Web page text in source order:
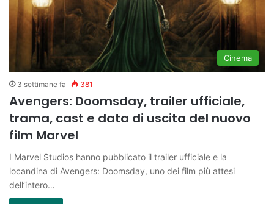
Cinema
3 settimane fa 381
Avengers: Doomsday, trailer ufficiale,
trama, cast e data di uscita del nuovo
film Marvel
I Marvel Studios hanno pubblicato il trailer ufficiale e la
locandina di Avengers: Doomsday, uno dei film più attesi
dell’intero…